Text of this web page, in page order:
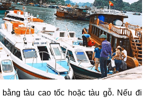
tàu cao tốc hoặc tàu gỗ. Nếu đi